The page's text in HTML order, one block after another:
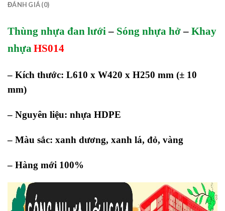
ĐÁNH GIÁ (0)
Thùng nhựa đan lưới– Sóng nhựa hở– Khay
nhựaHS014
– Kích thước: L610 x W420 x H250 mm (± 10
mm)
– Nguyên liệu: nhựa HDPE
– Màu sắc: xanh dương, xanh lá, đỏ, vàng
– Hàng mới 100%